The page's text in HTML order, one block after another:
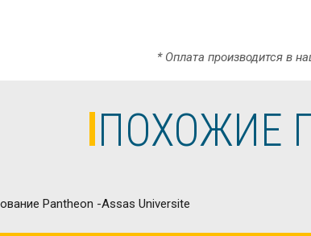
* Оплата производится в
ПОХОЖИЕ